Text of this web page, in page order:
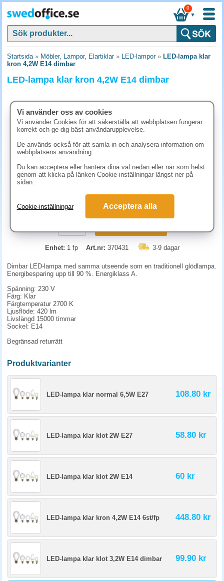
▼
0
Startsida» Möbler, Lampor, Elartiklar» LED-lampor» LED-lampa klar
kron 4,2W E14 dimbar
LED-lampa klar kron 4,2W E14 dimbar
111.30 kr (inkl. moms)
Enhet: 1 fp Art.nr: 370431 3-9 dagar
Dimbar LED-lampa med samma utseende som en traditionell glödlampa.
Energibesparing upp till 90 %. Energiklass A.
Spänning: 230 V
Färg: Klar
Färgtemperatur 2700 K
Ljusflöde: 420 lm
Livslängd 15000 timmar
Sockel: E14
Begränsad returrätt
Produktvarianter
LED-lampa klar normal 6,5W E27 108.80 kr
LED-lampa klar klot 2W E27 58.80 kr
LED-lampa klar klot 2W E14 60 kr
LED-lampa klar kron 4,2W E14 6st/fp 448.80 kr
LED-lampa klar klot 3,2W E14 dimbar 99.90 kr
Vi använder oss av cookies
Vi använder Cookies för att säkerställa att webbplatsen fungerar
korrekt och ge dig bäst användarupplevelse.
De används också för att samla in och analysera information om
webbplatsens användning.
Du kan acceptera eller hantera dina val nedan eller när som helst
genom att klicka på länken Cookie-inställningar längst ner på
sidan.
Cookie-inställningar Acceptera alla